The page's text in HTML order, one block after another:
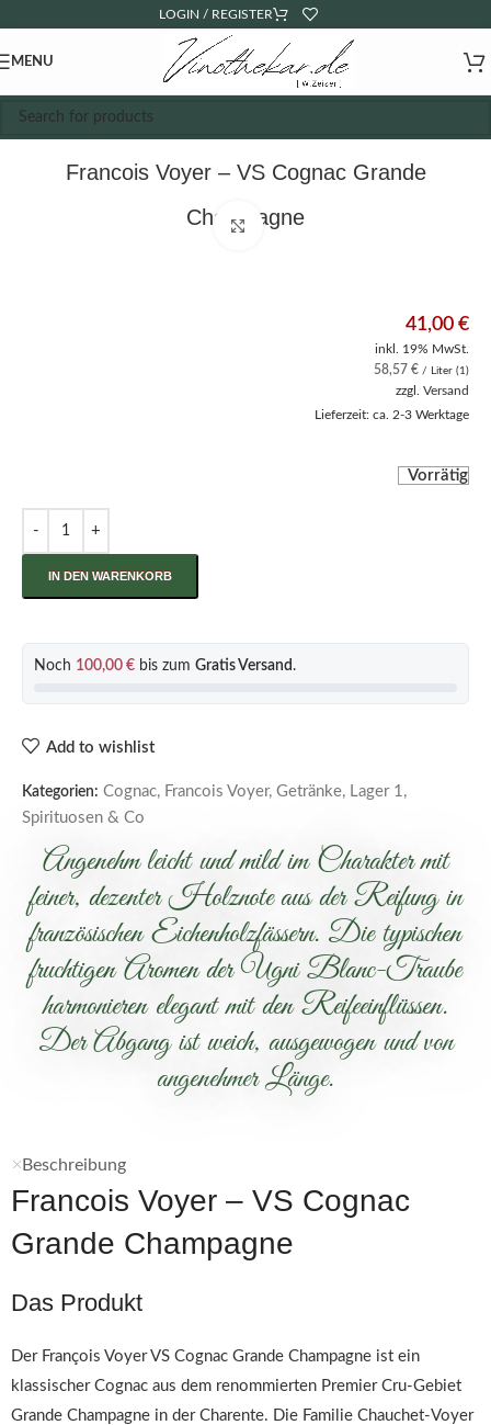
LOGIN / REGISTER
MENU
Francois Voyer – VS Cognac Grande
ChampagneClick to enlarge
41,00 €
inkl. 19% MwSt.
58,57 € / Liter (1)
zzgl. Versand
Lieferzeit: ca. 2-3 Werktage
Vorrätig
IN DEN WARENKORB
Noch 100,00 € bis zum Gratis Versand .
Add to wishlist
Kategorien: Cognac, Francois Voyer, Getränke, Lager 1,
Spirituosen & Co
Angenehm leicht und mild im Charakter mit
feiner, dezenter Holznote aus der Reifung in
französischen Eichenholzfässern. Die typischen
fruchtigen Aromen der Ugni Blanc-Traube
harmonieren elegant mit den Reifeeinflüssen.
Der Abgang ist weich, ausgewogen und von
angenehmer Länge.
Beschreibung
Francois Voyer – VS Cognac
Grande Champagne
Das Produkt
Der François Voyer VS Cognac Grande Champagne ist ein
klassischer Cognac aus dem renommierten Premier Cru-Gebiet
Grande Champagne in der Charente. Die Familie Chauchet-Voyer